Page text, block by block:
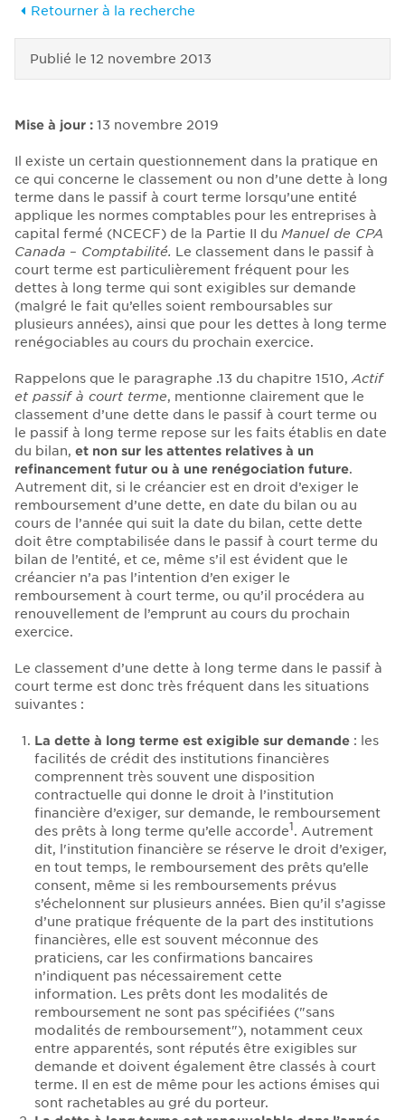
Retourner à la recherche
Publié le 12 novembre 2013
Mise à jour : 13 novembre 2019
Il existe un certain questionnement dans la pratique en
ce qui concerne le classement ou non d’une dette à long
terme dans le passif à court terme lorsqu’une entité
applique les normes comptables pour les entreprises à
capital fermé (NCECF) de la Partie II du Manuel de CPA
Canada – Comptabilité. Le classement dans le passif à
court terme est particulièrement fréquent pour les
dettes à long terme qui sont exigibles sur demande
(malgré le fait qu’elles soient remboursables sur
plusieurs années), ainsi que pour les dettes à long terme
renégociables au cours du prochain exercice.
Rappelons que le paragraphe .13 du chapitre 1510, Actif
et passif à court terme, mentionne clairement que le
classement d’une dette dans le passif à court terme ou
le passif à long terme repose sur les faits établis en date
du bilan, et non sur les attentes relatives à un
refinancement futur ou à une renégociation future.
Autrement dit, si le créancier est en droit d’exiger le
remboursement d’une dette, en date du bilan ou au
cours de l’année qui suit la date du bilan, cette dette
doit être comptabilisée dans le passif à court terme du
bilan de l’entité, et ce, même s’il est évident que le
créancier n’a pas l’intention d’en exiger le
remboursement à court terme, ou qu’il procédera au
renouvellement de l’emprunt au cours du prochain
exercice.
Le classement d’une dette à long terme dans le passif à
court terme est donc très fréquent dans les situations
suivantes :
La dette à long terme est exigible sur demande : les
facilités de crédit des institutions financières
comprennent très souvent une disposition
contractuelle qui donne le droit à l’institution
financière d’exiger, sur demande, le remboursement
des prêts à long terme qu’elle accorde1 . Autrement
dit, l'institution financière se réserve le droit d’exiger,
en tout temps, le remboursement des prêts qu’elle
consent, même si les remboursements prévus
s’échelonnent sur plusieurs années. Bien qu’il s’agisse
d’une pratique fréquente de la part des institutions
financières, elle est souvent méconnue des
praticiens, car les confirmations bancaires
n’indiquent pas nécessairement cette
information. Les prêts dont les modalités de
remboursement ne sont pas spécifiées ("sans
modalités de remboursement"), notamment ceux
entre apparentés, sont réputés être exigibles sur
demande et doivent également être classés à court
terme. Il en est de même pour les actions émises qui
sont rachetables au gré du porteur.